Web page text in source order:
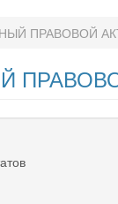
ПРАВОВОЙ